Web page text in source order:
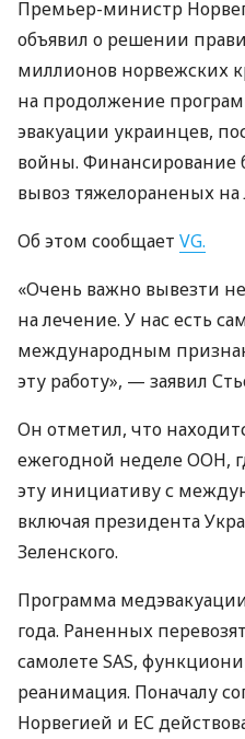
Премьер-министр
объявил о решении
миллионов норвежских
на продолжение
эвакуации украинцев,
войны. Финансирование
вывоз тяжелораненых на
Об этом сообщает VG.
«Очень важно вывезти
на лечение. У нас есть
международным
эту работу», — заявил
Он отметил, что
ежегодной неделе ООН,
эту инициативу с
включая президента
Зеленского.
Программа медэвакуации
года. Раненных
самолете SAS,
реанимация. Поначалу
Норвегией и ЕС